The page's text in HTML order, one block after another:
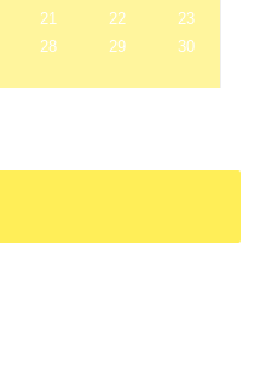
21 22
23
28 29
30